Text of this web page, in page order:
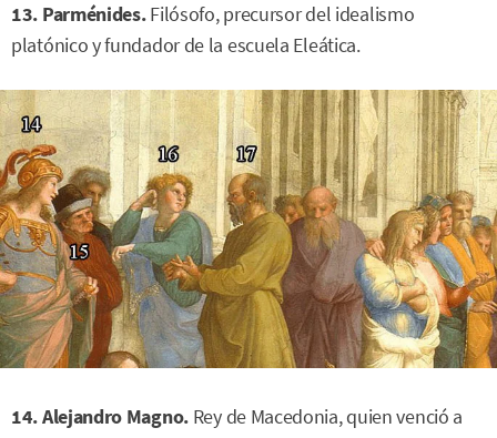
13. Parménides.Filósofo, precursor del idealismo
platónico y fundador de la escuela Eleática.
14. Alejandro Magno. Rey de Macedonia, quien venció a